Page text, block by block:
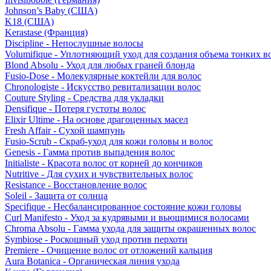
Johnson’s Baby (США)
K18 (США)
Kerastase (Франция)
Discipline - Непослушные волосы
Volumifique - Уплотняющий уход для создания объема тонких
Blond Absolu - Уход для любых граней блонда
Fusio-Dose - Молекулярные коктейли для волос
Chronologiste - Искусство ревитализации волос
Couture Styling - Средства для укладки
Densifique - Потеря густоты волос
Elixir Ultime - На основе драгоценных масел
Fresh Affair - Сухой шампунь
Fusio-Scrub - Скраб-уход для кожи головы и волос
Genesis - Гамма против выпадения волос
Initialiste - Красота волос от корней до кончиков
Nutritive - Для сухих и чувствительных волос
Resistance - Восстановление волос
Soleil - Защита от солнца
Specifique - Несбалансированное состояние кожи головы
Curl Manifesto - Уход за кудрявыми и вьющимися волосами
Chroma Absolu - Гамма ухода для защиты окрашенных волос
Symbiose - Роскошный уход против перхоти
Premiere - Очищение волос от отложений кальция
Aura Botanica - Органическая линия ухода